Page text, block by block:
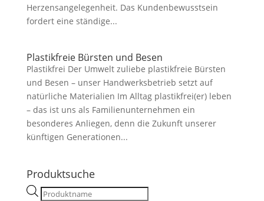
Herzensangelegenheit. Das Kundenbewusstsein
fordert eine ständige...
Plastikfreie Bürsten und Besen
Plastikfrei Der Umwelt zuliebe plastikfreie Bürsten
und Besen – unser Handwerksbetrieb setzt auf
natürliche Materialien Im Alltag plastikfrei(er) leben
– das ist uns als Familienunternehmen ein
besonderes Anliegen, denn die Zukunft unserer
künftigen Generationen...
Produktsuche
Products